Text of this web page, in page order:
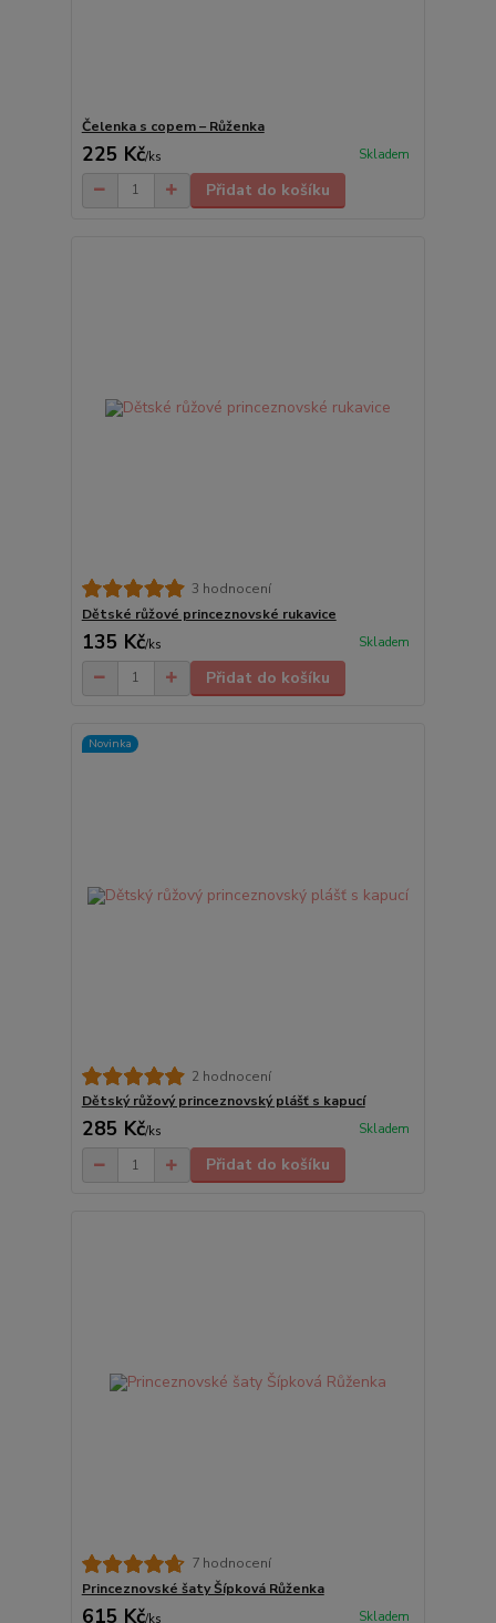
Čelenka s copem – Růženka
225 Kč/ks Skladem
Přidat do košíku
3 hodnocení
Dětské růžové princeznovské rukavice
135 Kč/ks Skladem
Přidat do košíku
Novinka
2 hodnocení
Dětský růžový princeznovský plášť s kapucí
285 Kč/ks Skladem
Přidat do košíku
7 hodnocení
Princeznovské šaty Šípková Růženka
615 Kč/ks Skladem